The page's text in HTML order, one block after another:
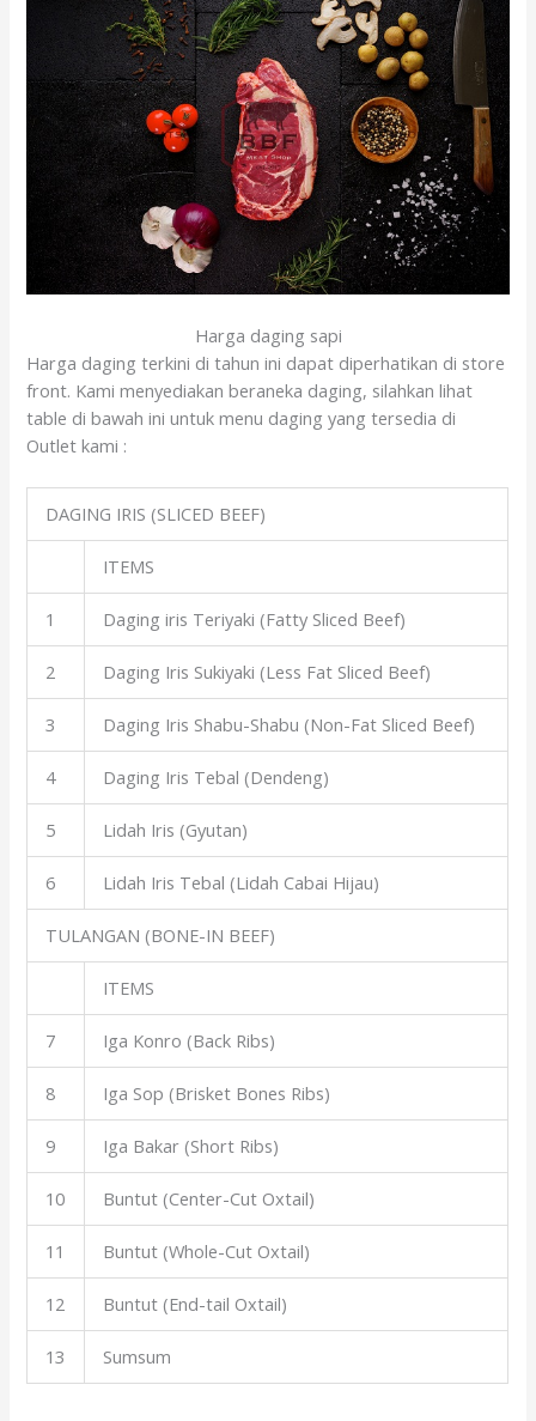
Harga daging sapi
Harga daging terkini di tahun ini dapat diperhatikan di store
front. Kami menyediakan beraneka daging, silahkan lihat
table di bawah ini untuk menu daging yang tersedia di
Outlet kami :
DAGING IRIS (SLICED BEEF)
ITEMS
1 Daging iris Teriyaki (Fatty Sliced Beef)
2 Daging Iris Sukiyaki (Less Fat Sliced Beef)
3 Daging Iris Shabu-Shabu (Non-Fat Sliced Beef)
4 Daging Iris Tebal (Dendeng)
5 Lidah Iris (Gyutan)
6 Lidah Iris Tebal (Lidah Cabai Hijau)
TULANGAN (BONE-IN BEEF)
ITEMS
7 Iga Konro (Back Ribs)
8 Iga Sop (Brisket Bones Ribs)
9 Iga Bakar (Short Ribs)
10 Buntut (Center-Cut Oxtail)
11 Buntut (Whole-Cut Oxtail)
12 Buntut (End-tail Oxtail)
13 Sumsum